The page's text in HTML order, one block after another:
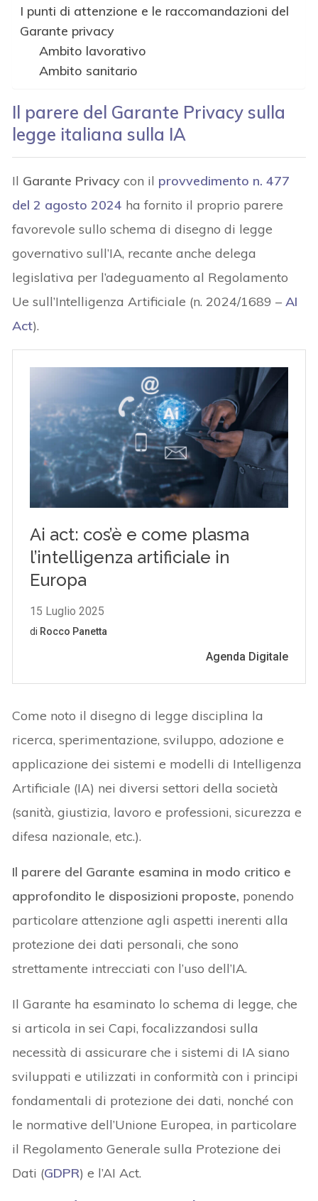
I punti di attenzione e le raccomandazioni del
Garante privacy
Ambito lavorativo
Ambito sanitario
Il parere del Garante Privacy sulla
legge italiana sulla IA
Il Garante Privacycon il provvedimento n. 477
del 2 agosto 2024 ha fornito il proprio parere
favorevole sullo schema di disegno di legge
governativo sull’IA, recante anche delega
legislativa per l’adeguamento al Regolamento
Ue sull’Intelligenza Artificiale (n. 2024/1689 –AI
Act).
Come noto il disegno di legge disciplina la
ricerca, sperimentazione, sviluppo, adozione e
applicazione dei sistemi e modelli di Intelligenza
Artificiale (IA) nei diversi settori della società
(sanità, giustizia, lavoro e professioni, sicurezza e
difesa nazionale, etc.).
Il parere del Garante esamina in modo critico e
approfondito le disposizioni proposte, ponendo
particolare attenzione agli aspetti inerenti alla
protezione dei dati personali, che sono
strettamente intrecciati con l’uso dell’IA.
Il Garante ha esaminato lo schema di legge, che
si articola in sei Capi, focalizzandosi sulla
necessità di assicurare che i sistemi di IA siano
sviluppati e utilizzati in conformità con i principi
fondamentali di protezione dei dati, nonché con
le normative dell’Unione Europea, in particolare
il Regolamento Generale sulla Protezione dei
Dati (GDPR) e l’AI Act.